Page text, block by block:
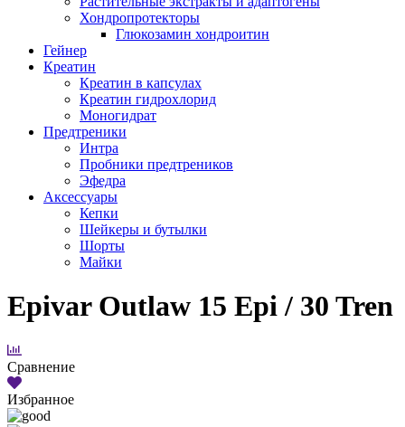
Хондропротекторы
Глюкозамин хондроитин
Гейнер
Креатин
Креатин в капсулах
Креатин гидрохлорид
Моногидрат
Предтреники
Интра
Пробники предтреников
Эфедра
Аксессуары
Кепки
Шейкеры и бутылки
Шорты
Майки
Epivar Outlaw 15 Epi / 30 Tren
Сравнение
Избранное